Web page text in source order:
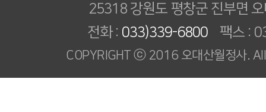
25318 강원도 평창군 진부면
전화 : 033)339-6800 팩스 :
COPYRIGHT ⓒ 2016 오대산월정사.